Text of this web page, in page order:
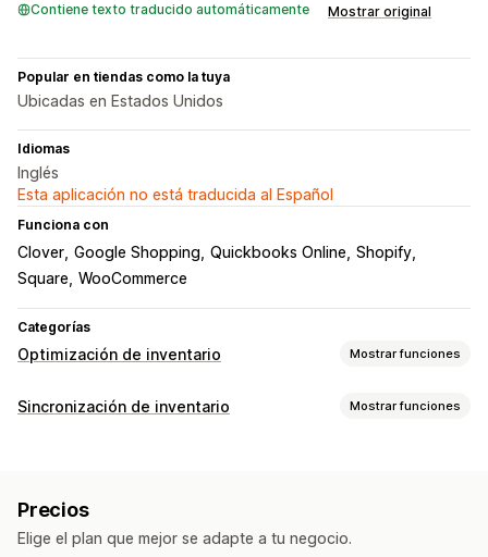
Contiene texto traducido automáticamente Mostrar original
Popular en tiendas como la tuya
Ubicadas en Estados Unidos
Idiomas
Inglés
Esta aplicación no está traducida al Español
Funciona con
Clover Google Shopping Quickbooks Online Shopify
Square WooCommerce
Categorías
Optimización de inventario Mostrar funciones
Gestión de inventario
Actualizaciones en tiempo real
Reabastecimiento de existencias
Sincronización de inventario Mostrar funciones
Códigos de barras
Automático
Manual Masivo En tiempo real
Precios
Elige el plan que mejor se adapte a tu negocio.